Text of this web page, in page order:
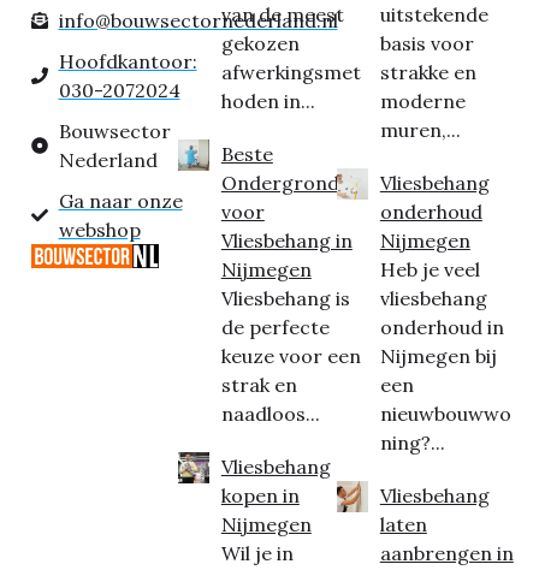
info@bouwsectornederland.nl
Hoofdkantoor:
030-2072024
Bouwsector
Nederland
Ga naar onze
webshop
van de meest
gekozen
afwerkingsmet
hoden in...
Beste
Ondergrond
voor
Vliesbehang in
Nijmegen
Vliesbehang is
de perfecte
keuze voor een
strak en
naadloos...
Vliesbehang
kopen in
Nijmegen
Wil je in
uitstekende
basis voor
strakke en
moderne
muren,...
Vliesbehang
onderhoud
Nijmegen
Heb je veel
vliesbehang
onderhoud in
Nijmegen bij
een
nieuwbouwwo
ning?...
Vliesbehang
laten
aanbrengen in